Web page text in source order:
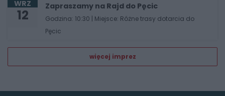
WRZ
12
Zapraszamy na Rajd do Pęcic
Godzina: 10:30 | Miejsce: Różne trasy dotarcia do
Pęcic
więcej imprez